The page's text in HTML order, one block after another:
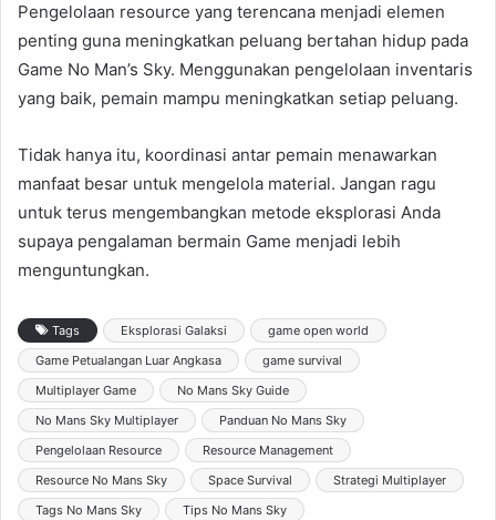
Pengelolaan resource yang terencana menjadi elemen
penting guna meningkatkan peluang bertahan hidup pada
Game No Man’s Sky. Menggunakan pengelolaan inventaris
yang baik, pemain mampu meningkatkan setiap peluang.
Tidak hanya itu, koordinasi antar pemain menawarkan
manfaat besar untuk mengelola material. Jangan ragu
untuk terus mengembangkan metode eksplorasi Anda
supaya pengalaman bermain Game menjadi lebih
menguntungkan.
Tags Eksplorasi Galaksi
game open world
Game Petualangan Luar Angkasa
game survival
Multiplayer Game
No Mans Sky Guide
No Mans Sky Multiplayer
Panduan No Mans Sky
Pengelolaan Resource
Resource Management
Resource No Mans Sky
Space Survival
Strategi Multiplayer
Tags No Mans Sky
Tips No Mans Sky